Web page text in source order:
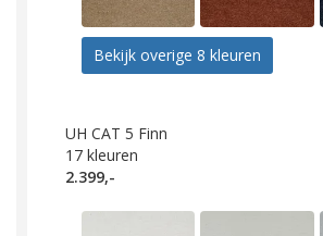
Bekijk overige 8 kleuren
UH CAT 5 Finn
17 kleuren
2.399,-